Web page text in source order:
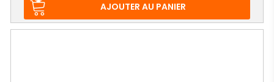
AJOUTER AU PANIER